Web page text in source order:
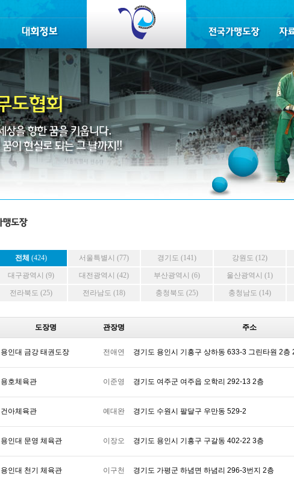
전체 (424) 서울특별시 (77) 경기도 (141) 강원도 (12)
대구광역시 (9) 대전광역시 (42) 부산광역시 (6) 울산광역시 (1)
전라북도 (25) 전라남도 (18) 충청북도 (25) 충청남도 (14)
도장명 관장명 주소
용인대 금강 태권도장 전애연 경기도 용인시 기흥구 상하동 633-3 그린타원 2층
용호체육관 이준영 경기도 여주군 여주읍 오학리 292-13 2층
건아체육관 예대완 경기도 수원시 팔달구 우만동 529-2
용인대 문영 체육관 이장오 경기도 용인시 기흥구 구갈동 402-22 3층
용인대 천기 체육관 이구천 경기도 가평군 하념면 하념리 296-3번지 2층